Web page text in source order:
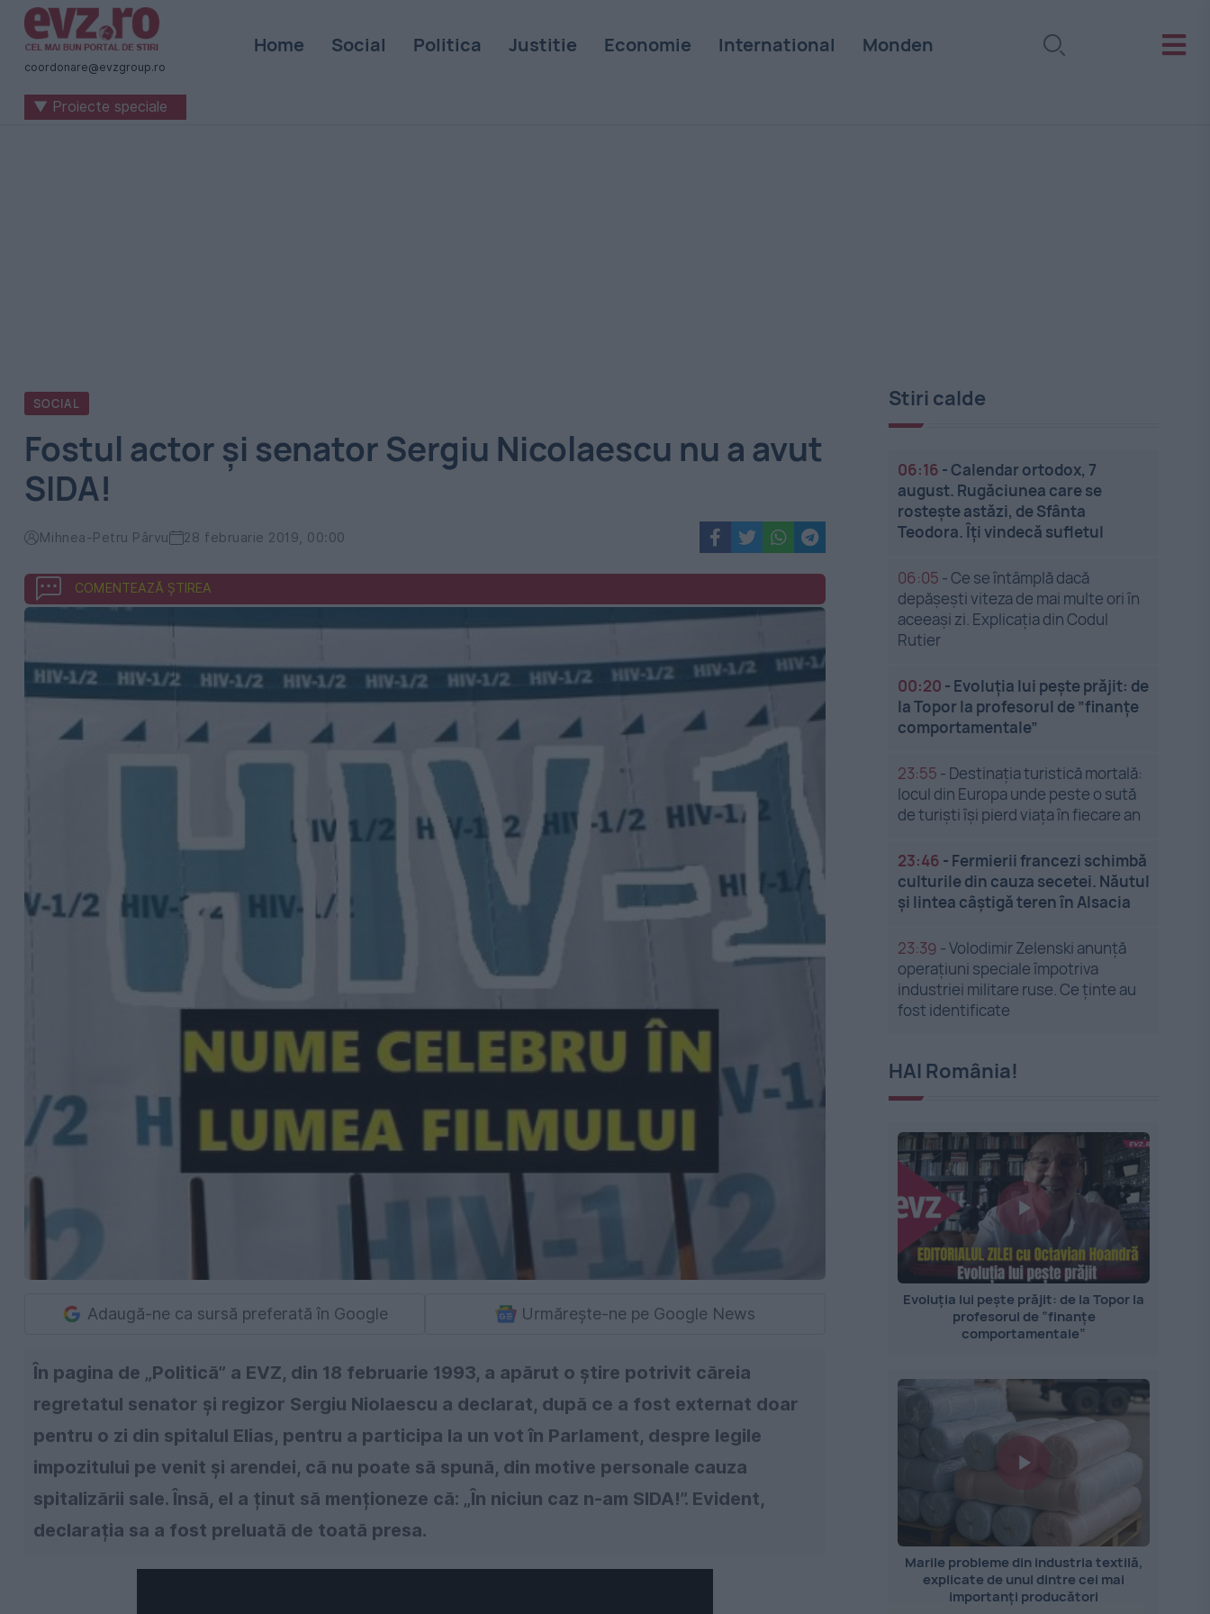
Știri
naționale
internaționale
coordonare@evzgroup.ro
Home Social Politica Justitie Economie International Monden
▼ Proiecte speciale
SOCIAL
Fostul actor și senator Sergiu Nicolaescu nu a avut
SIDA!
Mihnea-Petru Pârvu 28 februarie 2019, 00:00
COMENTEAZĂ ȘTIREA
Adaugă-ne ca sursă preferată în Google Urmărește-ne pe Google News
În pagina de „Politică” a EVZ, din 18 februarie 1993, a apărut o știre potrivit căreia
regretatul senator și regizor Sergiu Niolaescu a declarat, după ce a fost externat doar
pentru o zi din spitalul Elias, pentru a participa la un vot în Parlament, despre legile
impozitului pe venit și arendei, că nu poate să spună, din motive personale cauza
spitalizării sale. Însă, el a ținut să menționeze că: „În niciun caz n-am SIDA!”. Evident,
declarația sa a fost preluată de toată presa.
Stiri calde
06:16 -Calendar ortodox, 7
august. Rugăciunea care se
rostește astăzi, de Sfânta
Teodora. Îți vindecă sufletul
06:05 -Ce se întâmplă dacă
depășești viteza de mai multe ori în
aceeași zi. Explicația din Codul
Rutier
00:20 - Evoluția lui pește prăjit: de
la Topor la profesorul de ”finanțe
comportamentale”
23:55 - Destinația turistică mortală:
locul din Europa unde peste o sută
de turiști își pierd viața în fiecare an
23:46 - Fermierii francezi schimbă
culturile din cauza secetei. Năutul
și lintea câștigă teren în Alsacia
23:39 -Volodimir Zelenski anunță
operațiuni speciale împotriva
industriei militare ruse. Ce ținte au
fost identificate
HAI România!
Evoluția lui pește prăjit: de la Topor la
profesorul de ”finanțe
comportamentale”
Marile probleme din industria textilă,
explicate de unul dintre cei mai
importanți producători